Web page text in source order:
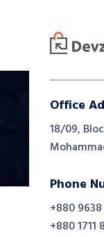
Office
18/09,
Phone
+880
+880 1711